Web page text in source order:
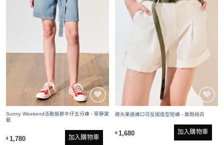
Sunny Weekend活動裝飾牛仔五分褲 - 寧靜黛
藍
$ 1,780 加入購物車
微光果語褲口可反摺造型短褲 - 無瑕純白
$ 1,680 加入購物車